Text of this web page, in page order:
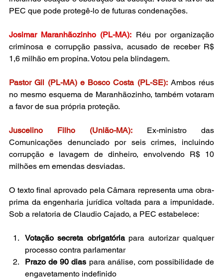
PEC que pode protegê-lo de futuras condenações.
Josimar Maranhãozinho (PL-MA): Réu por organização
criminosa e corrupção passiva, acusado de receber R$
1,6 milhão em propina. Votou pela blindagem.
Pastor Gil (PL-MA) e Bosco Costa (PL-SE): Ambos réus
no mesmo esquema de Maranhãozinho, também votaram
a favor de sua própria proteção.
Juscelino Filho (União-MA): Ex-ministro das
Comunicações denunciado por seis crimes, incluindo
corrupção e lavagem de dinheiro, envolvendo R$ 10
milhões em emendas desviadas.
O texto final aprovado pela Câmara representa uma obra-
prima da engenharia jurídica voltada para a impunidade.
Sob a relatoria de Claudio Cajado, a PEC estabelece:
Votação secreta obrigatória para autorizar qualquer
processo contra parlamentar
Prazo de 90 dias para análise, com possibilidade de
engavetamento indefinido